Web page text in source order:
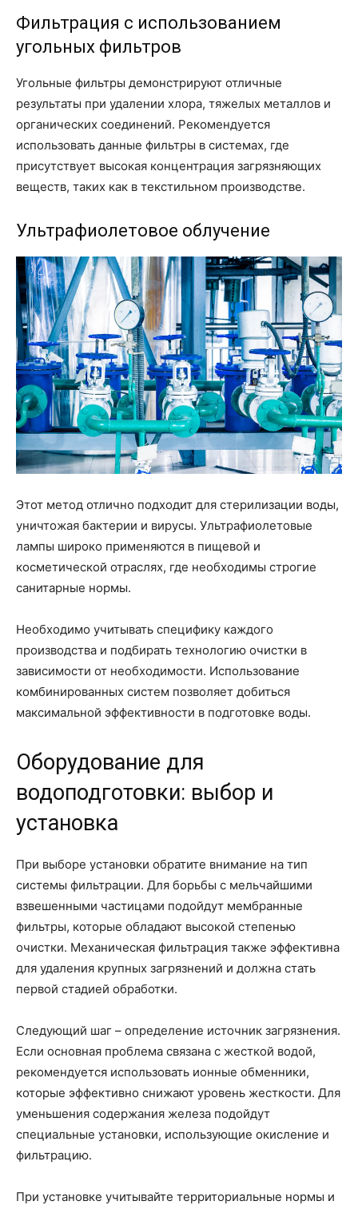
Фильтрация с использованием
угольных фильтров
Угольные фильтры демонстрируют отличные
результаты при удалении хлора, тяжелых металлов и
органических соединений. Рекомендуется
использовать данные фильтры в системах, где
присутствует высокая концентрация загрязняющих
веществ, таких как в текстильном производстве.
Ультрафиолетовое облучение
Этот метод отлично подходит для стерилизации воды,
уничтожая бактерии и вирусы. Ультрафиолетовые
лампы широко применяются в пищевой и
косметической отраслях, где необходимы строгие
санитарные нормы.
Необходимо учитывать специфику каждого
производства и подбирать технологию очистки в
зависимости от необходимости. Использование
комбинированных систем позволяет добиться
максимальной эффективности в подготовке воды.
Оборудование для
водоподготовки: выбор и
установка
При выборе установки обратите внимание на тип
системы фильтрации. Для борьбы с мельчайшими
взвешенными частицами подойдут мембранные
фильтры, которые обладают высокой степенью
очистки. Механическая фильтрация также эффективна
для удаления крупных загрязнений и должна стать
первой стадией обработки.
Следующий шаг – определение источник загрязнения.
Если основная проблема связана с жесткой водой,
рекомендуется использовать ионные обменники,
которые эффективно снижают уровень жесткости. Для
уменьшения содержания железа подойдут
специальные установки, использующие окисление и
фильтрацию.
При установке учитывайте территориальные нормы и